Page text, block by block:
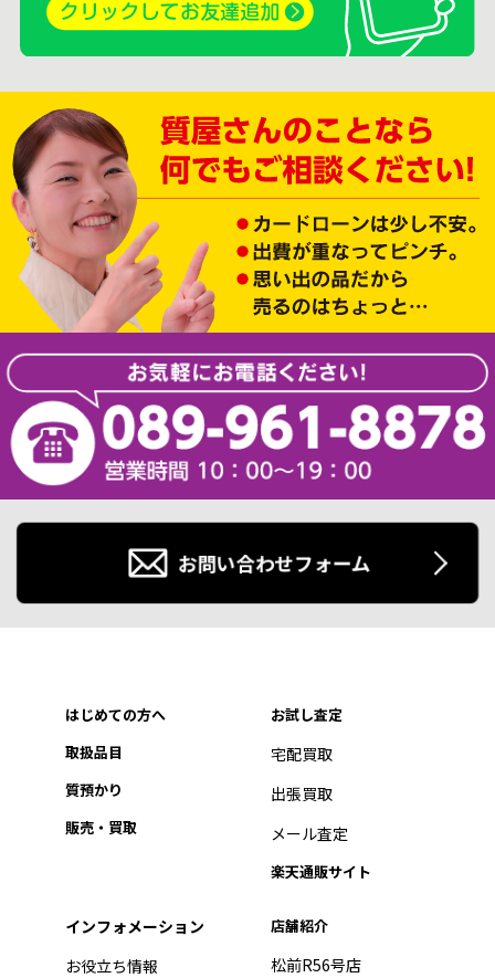
お問い合わせフォーム
はじめての方へ
取扱品目
質預かり
販売・買取
お試し査定
宅配買取
出張買取
メール査定
楽天通販サイト
インフォメーション
お役立ち情報
店舗紹介
松前R56号店